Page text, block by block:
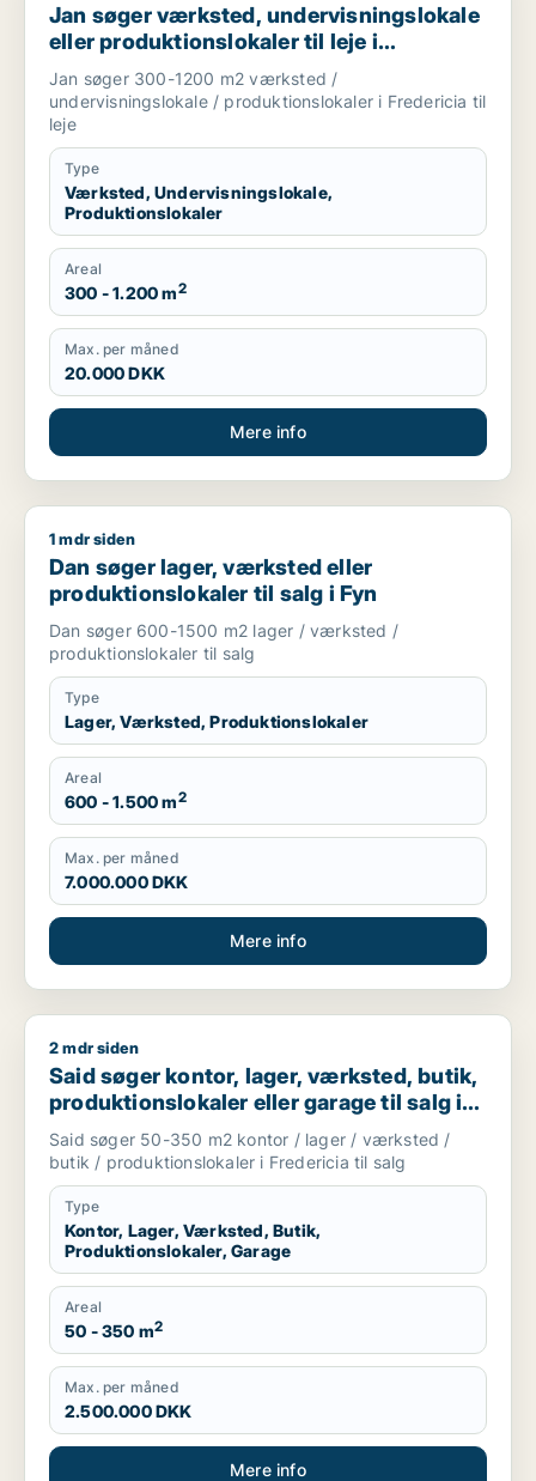
Jan søger værksted, undervisningslokale
eller produktionslokaler til leje i
Fredericia
Jan søger 300-1200 m2 værksted /
undervisningslokale / produktionslokaler i Fredericia til
leje
Type
Værksted, Undervisningslokale,
Produktionslokaler
Areal
300 - 1.200 m2
Max. per måned
20.000 DKK
Mere info
Dan søger lager, værksted eller produktionslokaler til salg i
1 mdr siden
Dan søger lager, værksted eller
produktionslokaler til salg i Fyn
Dan søger 600-1500 m2 lager / værksted /
produktionslokaler til salg
Type
Lager, Værksted, Produktionslokaler
Areal
600 - 1.500 m2
Max. per måned
7.000.000 DKK
Mere info
Said søger kontor, lager, værksted, butik,
2 mdr siden
Said søger kontor, lager, værksted, butik,
produktionslokaler eller garage til salg i
Fredericia
Said søger 50-350 m2 kontor / lager / værksted /
butik / produktionslokaler i Fredericia til salg
Type
Kontor, Lager, Værksted, Butik,
Produktionslokaler, Garage
Areal
50 - 350 m2
Max. per måned
2.500.000 DKK
Mere info